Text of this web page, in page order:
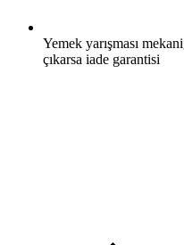
Yemek yarışması
çıkarsa iade garantisi